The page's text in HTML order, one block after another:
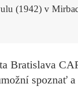
(1942) v
Bratislava
spoznať